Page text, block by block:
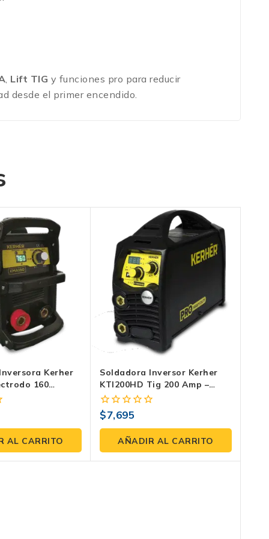
, Lift TIG y funciones pro para reducir
desde el primer encendido.
Kerher
160
110V 220V
AL CARRITO
Soldadora Inversor Kerher
KTI200HD Tig 200 Amp –
Tecnología Inverter Alemana
De Vanguardia
0
fuera
5
$7,695
AÑADIR AL CARRITO